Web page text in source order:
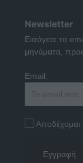
Newsletter
Εισάγετε το
μηνύματα,
Email: